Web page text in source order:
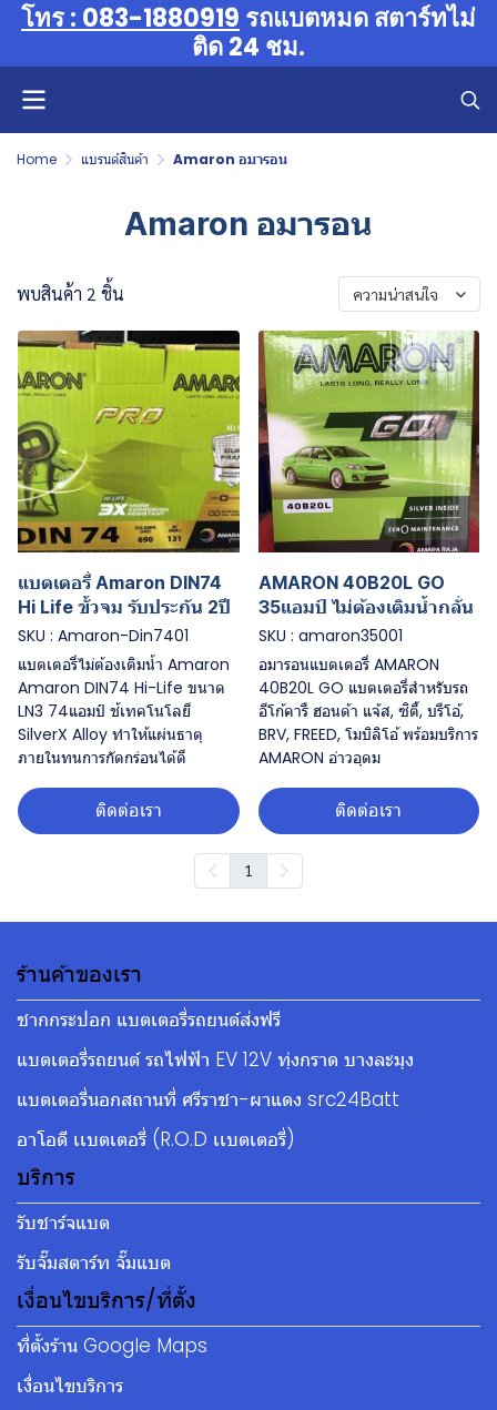
โทร : 083-1880919 รถแบตหมด สตาร์ทไม่
ติด 24 ชม.
Home แบรนด์สินค้า Amaron อมารอน
Amaron อมารอน
พบสินค้า 2 ชิ้น ความน่าสนใจ
แบตเตอรี่ Amaron DIN74
Hi Life ขั้วจม รับประกัน 2ปี
SKU : Amaron-Din7401
แบตเตอรี่ไม่ต้องเติมน้ำ Amaron
Amaron DIN74 Hi-Life ขนาด
LN3 74แอมป์ ช้เทคโนโลยี
SilverX Alloy ทำให้แผ่นธาตุ
ภายในทนการกัดกร่อนได้ดี
ติดต่อเรา
AMARON 40B20L GO
35แอมป์ ไม่ต้องเติมน้ำกลั่น
SKU : amaron35001
อมารอนแบตเตอรี่ AMARON
40B20L GO แบตเตอรี่สำหรับรถ
อีโก้คารื ฮอนด้า แจ้ส, ซิตี้, บรีโอ้,
BRV, FREED, โมบิลิโอ้ พร้อมบริการ
AMARON อ่าวอุดม
ติดต่อเรา
1
ร้านค้าของเรา
ชากกระปอก แบตเตอรี่รถยนต์ส่งฟรี
แบตเตอรี่รถยนต์ รถไฟฟ้า EV 12V ทุ่งกราด บางละมุง
แบตเตอรี่นอกสถานที่ ศรีราชา-ผาแดง src24Batt
อาโอดี เเบตเตอรี่ (R.O.D เเบตเตอรี่)
บริการ
รับชาร์จแบต
รับจั๊มสตาร์ท จั๊มแบต
เงื่อนไขบริการ/ที่ตั้ง
ที่ตั้งร้าน Google Maps
เงื่อนไขบริการ